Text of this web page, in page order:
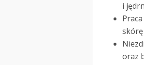
i
skórę
oraz